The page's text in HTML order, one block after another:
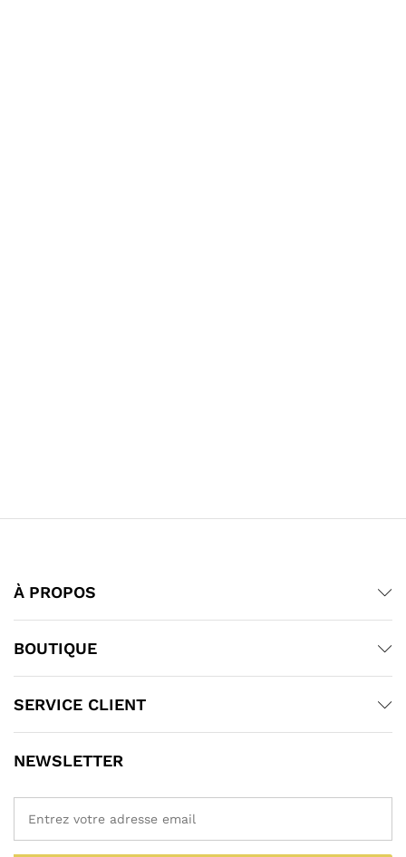
À PROPOS
BOUTIQUE
SERVICE CLIENT
NEWSLETTER